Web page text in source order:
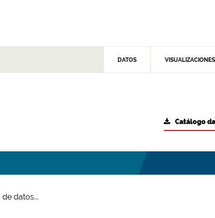
DATOS VISUALIZACIONES
Catálogo